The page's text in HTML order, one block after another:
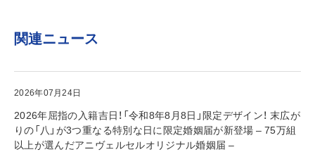
関連ニュース
2026年07月24日
2026年屈指の入籍吉日！「令和8年8月8日」限定デザイン！ 末広が
りの「八」が3つ重なる特別な日に限定婚姻届が新登場 – 75万組
以上が選んだアニヴェルセルオリジナル婚姻届 –